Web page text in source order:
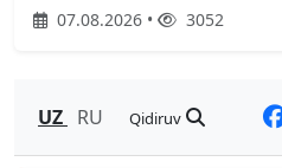
07.08.2026 • 3052
UZ RU Qidiruv